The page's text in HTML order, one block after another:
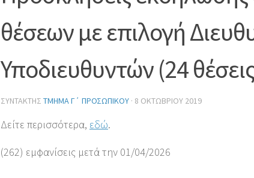
θέσεων με επιλογή
Υποδιευθυντών (24
ΣΥΝΤΆΚΤΗΣ ΤΜΉΜΑ Γ΄ ΠΡΟΣΩΠΙΚΟΎ · 8 ΟΚΤΩΒΡΊΟΥ 2019
Δείτε περισσότερα, εδώ.
(262) εμφανίσεις μετά την 01/04/2026